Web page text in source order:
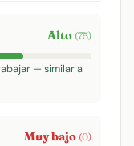
Alto (75)
— similar a
Muy bajo (0)